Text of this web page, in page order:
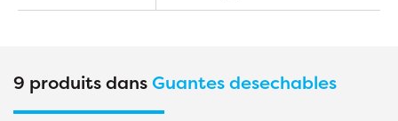
9 produits dansGuantes desechables